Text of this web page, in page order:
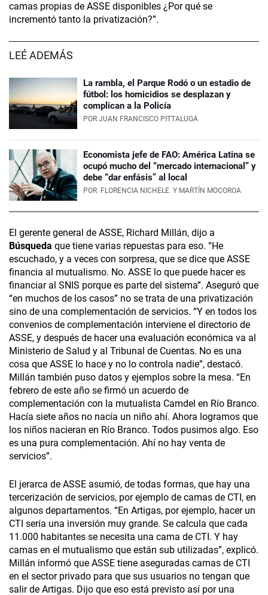
camas propias de ASSE disponibles ¿Por qué se
incrementó tanto la privatización?”.
LEÉ ADEMÁS
La rambla, el Parque Rodó o un estadio de
fútbol: los homicidios se desplazan y
complican a la Policía
POR JUAN FRANCISCO PITTALUGA
Economista jefe de FAO: América Latina se
ocupó mucho del “mercado internacional” y
debe “dar enfásis” al local
POR FLORENCIA NICHELE Y MARTÍN MOCOROA
El gerente general de ASSE, Richard Millán, dijo a
Búsqueda que tiene varias repuestas para eso. “He
escuchado, y a veces con sorpresa, que se dice que ASSE
financia al mutualismo. No. ASSE lo que puede hacer es
financiar al SNIS porque es parte del sistema”. Aseguró que
“en muchos de los casos” no se trata de una privatización
sino de una complementación de servicios. “Y en todos los
convenios de complementación interviene el directorio de
ASSE, y después de hacer una evaluación económica va al
Ministerio de Salud y al Tribunal de Cuentas. No es una
cosa que ASSE lo hace y no lo controla nadie”, destacó.
Millán también puso datos y ejemplos sobre la mesa. “En
febrero de este año se firmó un acuerdo de
complementación con la mutualista Camdel en Río Branco.
Hacía siete años no nacía un niño ahí. Ahora logramos que
los niños nacieran en Río Branco. Todos pusimos algo. Eso
es una pura complementación. Ahí no hay venta de
servicios”.
El jerarca de ASSE asumió, de todas formas, que hay una
tercerización de servicios, por ejemplo de camas de CTI, en
algunos departamentos. “En Artigas, por ejemplo, hacer un
CTI sería una inversión muy grande. Se calcula que cada
11.000 habitantes se necesita una cama de CTI. Y hay
camas en el mutualismo que están sub utilizadas”, explicó.
Millán informó que ASSE tiene aseguradas camas de CTI
en el sector privado para que sus usuarios no tengan que
salir de Artigas. Dijo que eso está previsto así por una